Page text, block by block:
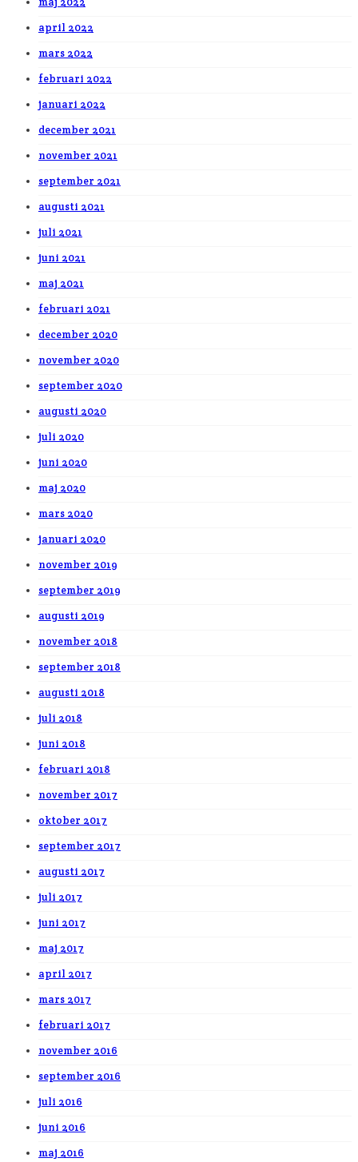
april 2022
mars 2022
februari 2022
januari 2022
december 2021
november 2021
september 2021
augusti 2021
juli 2021
juni 2021
maj 2021
februari 2021
december 2020
november 2020
september 2020
augusti 2020
juli 2020
juni 2020
maj 2020
mars 2020
januari 2020
november 2019
september 2019
augusti 2019
november 2018
september 2018
augusti 2018
juli 2018
juni 2018
februari 2018
november 2017
oktober 2017
september 2017
augusti 2017
juli 2017
juni 2017
maj 2017
april 2017
mars 2017
februari 2017
november 2016
september 2016
juli 2016
juni 2016
maj 2016